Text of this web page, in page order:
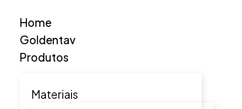
Home
Goldentav
Produtos
Materiais